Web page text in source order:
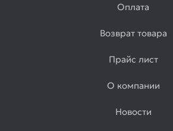
Оплата
Возврат товара
Прайс лист
О компании
Новости